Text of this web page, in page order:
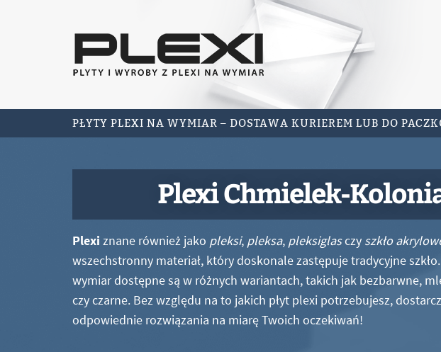
PŁYTY PLEXI NA WYMIAR – DOSTAWA KURIEREM LUB DO
Plexi Chmielek-
Plexi znane również jako pleksi, pleksa, pleksiglasczy szkło
wszechstronny materiał, który doskonale zastępuje tradycyjne
wymiar dostępne są w różnych wariantach, takich jak bezbarwne,
czy czarne. Bez względu na to jakich płyt plexi potrzebujesz,
odpowiednie rozwiązania na miarę Twoich oczekiwań!